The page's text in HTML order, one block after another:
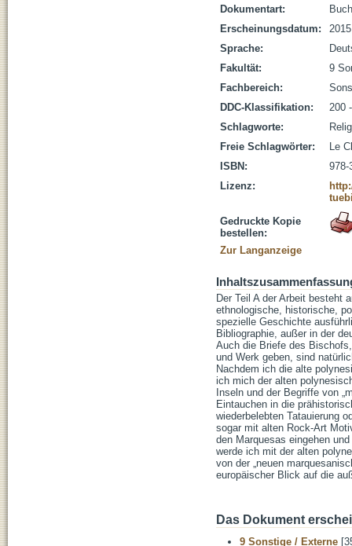
Dokumentart:
Buch
Erscheinungsdatum:
2015
Sprache:
Fakultät:
9
Fachbereich:
DDC-Klassifikation:
200
Schlagworte:
Freie Schlagwörter:
Le
ISBN:
978-
Lizenz:
Gedruckte Kopie
bestellen:
Zur Langanzeige
Der Teil A der Arbeit besteht
ethnologische, historische,
spezielle Geschichte
Bibliographie, außer in der
Auch die Briefe des
und Werk geben, sind
Nachdem ich die alte
ich mich der alten
Inseln und der Begriffe von
Eintauchen in die
wiederbelebten Tatauierung
sogar mit alten Rock-Art
den Marquesas eingehen
werde ich mit der alten
von der „neuen
europäischer Blick auf die
Das Dokument
9 Sonstige / Externe